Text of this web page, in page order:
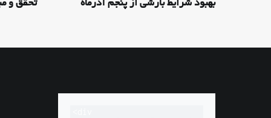
بهبود شرایط بارشی از پنجم آذرماه
تحقق و